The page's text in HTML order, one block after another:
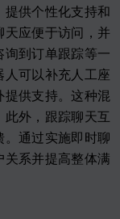
供个性化支持和
应便于访问，并
询到订单跟踪等一
人可以补充人工座
提供支持。这种混
外，跟踪聊天互
通过实施即时聊
关系并提高整体满